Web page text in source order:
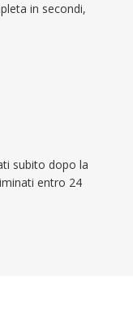
in secondi,
subito dopo la
entro 24